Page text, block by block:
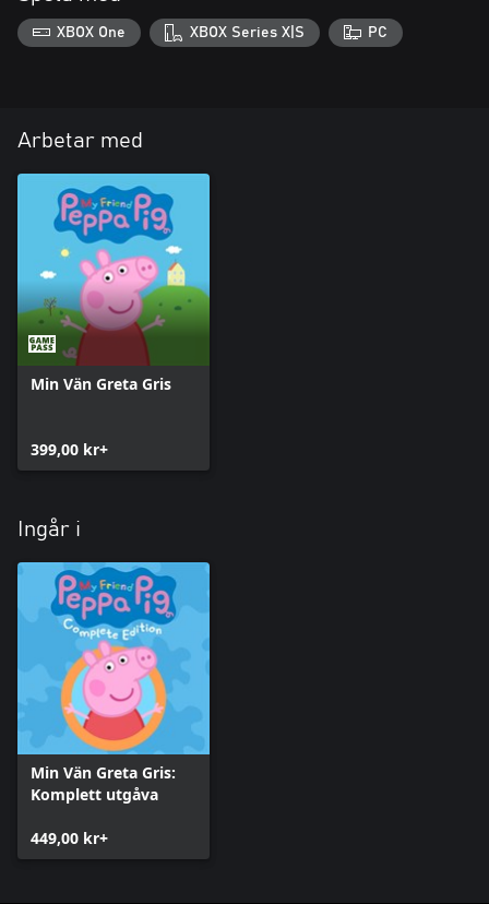
XBOX One XBOX Series X|S PC
Arbetar med
Min Vän Greta Gris
399,00 kr+
Ingår i
Min Vän Greta Gris:
Komplett utgåva
449,00 kr+